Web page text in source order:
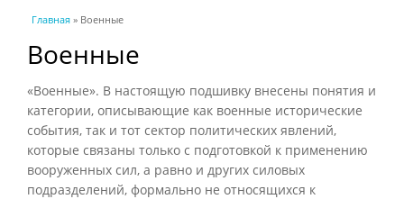
Вы здесь
Главная » Военные
Военные
«Военные». В настоящую подшивку внесены понятия и
категории, описывающие как военные исторические
события, так и тот сектор политических явлений,
которые связаны только с подготовкой к применению
вооруженных сил, а равно и других силовых
подразделений, формально не относящихся к